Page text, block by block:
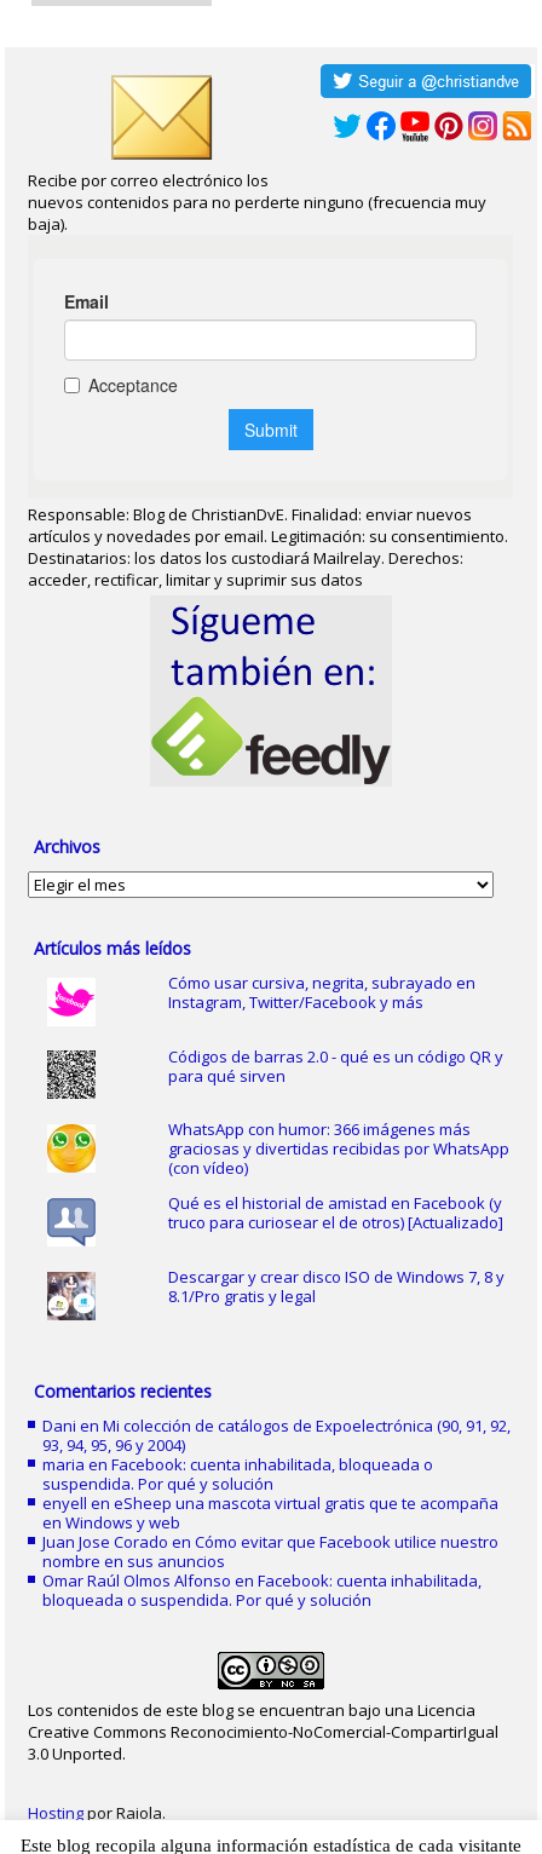
Recibe por correo electrónico los
nuevos contenidos para no perderte ninguno (frecuencia muy
baja).
Responsable: Blog de ChristianDvE. Finalidad: enviar nuevos
artículos y novedades por email. Legitimación: su consentimiento.
Destinatarios: los datos los custodiará Mailrelay. Derechos:
acceder, rectificar, limitar y suprimir sus datos
Archivos
Archivos
Artículos más leídos
Cómo usar cursiva, negrita, subrayado en
Instagram, Twitter/Facebook y más
Códigos de barras 2.0 - qué es un código QR y
para qué sirven
WhatsApp con humor: 366 imágenes más
graciosas y divertidas recibidas por WhatsApp
(con vídeo)
Qué es el historial de amistad en Facebook (y
truco para curiosear el de otros) [Actualizado]
Descargar y crear disco ISO de Windows 7, 8 y
8.1/Pro gratis y legal
Comentarios recientes
Dani enMi colección de catálogos de Expoelectrónica (90, 91, 92,
93, 94, 95, 96 y 2004)
maria enFacebook: cuenta inhabilitada, bloqueada o
suspendida. Por qué y solución
enyell eneSheep una mascota virtual gratis que te acompaña
en Windows y web
Juan Jose Corado enCómo evitar que Facebook utilice nuestro
nombre en sus anuncios
Omar Raúl Olmos Alfonso enFacebook: cuenta inhabilitada,
bloqueada o suspendida. Por qué y solución
Los contenidos de este blog se encuentran bajo una Licencia
Creative Commons Reconocimiento-NoComercial-CompartirIgual
3.0 Unported.
Hostingpor Raiola.
Este blog recopila alguna información estadística de cada visitante